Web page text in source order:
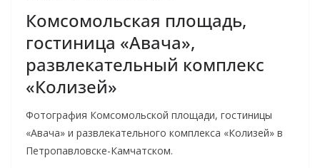
Комсомольская площадь,
гостиница «Авача»,
развлекательный комплекс
«Колизей»
Фотография Комсомольской площади, гостиницы
«Авача» и развлекательного комплекса «Колизей» в
Петропавловске-Камчатском.